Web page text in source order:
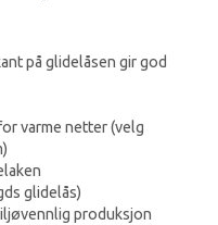
på glidelåsen gir god
varme netter (velg
glidelås)
produksjon